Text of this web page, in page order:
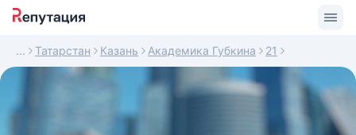
Татарстан Казань Академика Губкина 21